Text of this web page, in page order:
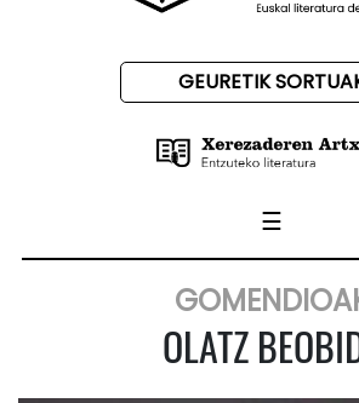
GEURETIK
☰
OLATZ